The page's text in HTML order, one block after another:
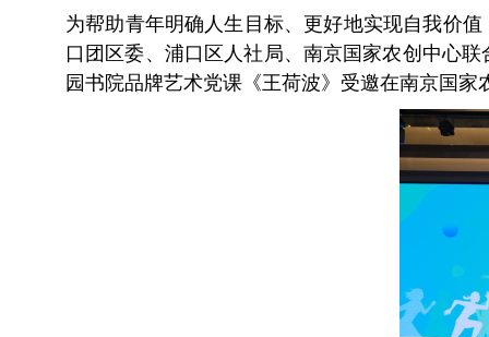
为帮助青年明确人生目标、更好地实现自我价
口团区委、浦口区人社局、南京国家农创中心
园书院品牌艺术党课《王荷波》受邀在南京国